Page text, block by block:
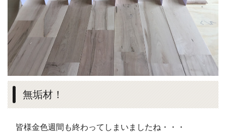
無垢材！
皆様金色週間も終わってしまいましたね・・・